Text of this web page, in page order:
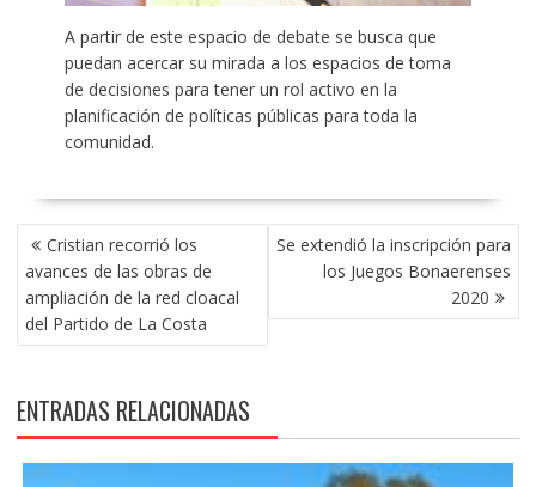
A partir de este espacio de debate se busca que
puedan acercar su mirada a los espacios de toma
de decisiones para tener un rol activo en la
planificación de políticas públicas para toda la
comunidad.
NAVEGACIÓN
DE
ENTRADAS
Cristian recorrió los
avances de las obras de
ampliación de la red cloacal
del Partido de La Costa
Se extendió la inscripción para
los Juegos Bonaerenses
2020
ENTRADAS RELACIONADAS